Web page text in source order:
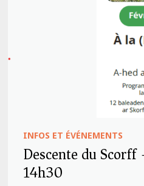
INFOS ET ÉVÉNEMENTS
Descente du
14h30